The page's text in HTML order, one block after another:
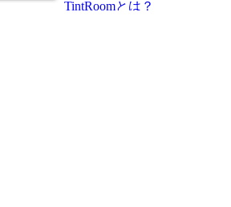
TintRoomとは？